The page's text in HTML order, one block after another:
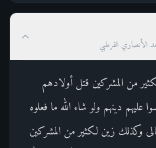
الأنصاري القرطبي
من المشركين قتل أولادهم
عليهم دينهم ولو شاء الله ما فعلوه
وكذلك زين لكثير من المشركين